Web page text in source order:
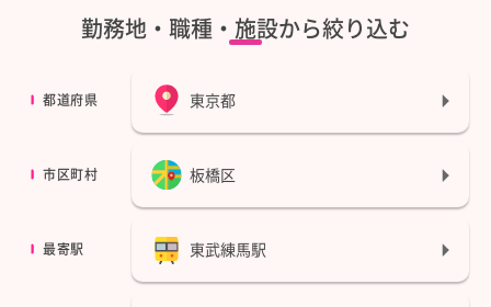
勤務地・職種・施設から絞り込む
都道府県 東京都
市区町村 板橋区
最寄駅 東武練馬駅